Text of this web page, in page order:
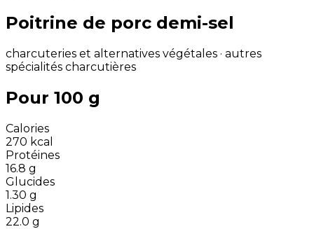
Poitrine de porc demi-sel
charcuteries et alternatives végétales · autres
spécialités charcutières
Pour 100 g
Calories
270 kcal
Protéines
16.8 g
Glucides
1.30 g
Lipides
22.0 g